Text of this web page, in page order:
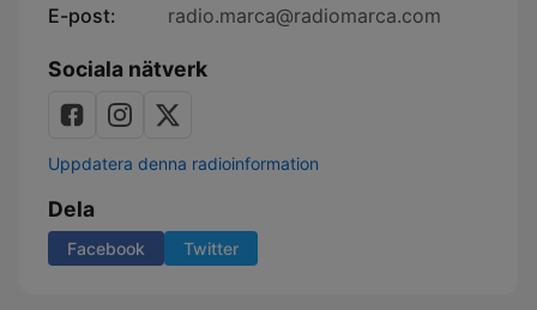
E-post:
radio.marca@radiomarca.com
Sociala nätverk
Uppdatera denna radioinformation
Dela
Facebook Twitter